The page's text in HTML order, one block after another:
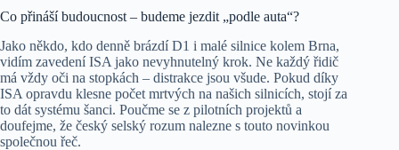
Co přináší budoucnost – budeme jezdit „podle auta“?
Jako někdo, kdo denně brázdí D1 i malé silnice kolem Brna,
vidím zavedení ISA jako nevyhnutelný krok. Ne každý řidič
má vždy oči na stopkách – distra­kce jsou všude. Pokud díky
ISA opravdu klesne počet mrtvých na našich silnicích, stojí za
to dát systému šanci. Poučme se z pilotních projektů a
doufejme, že český selský rozum nalezne s touto novinkou
společnou řeč.